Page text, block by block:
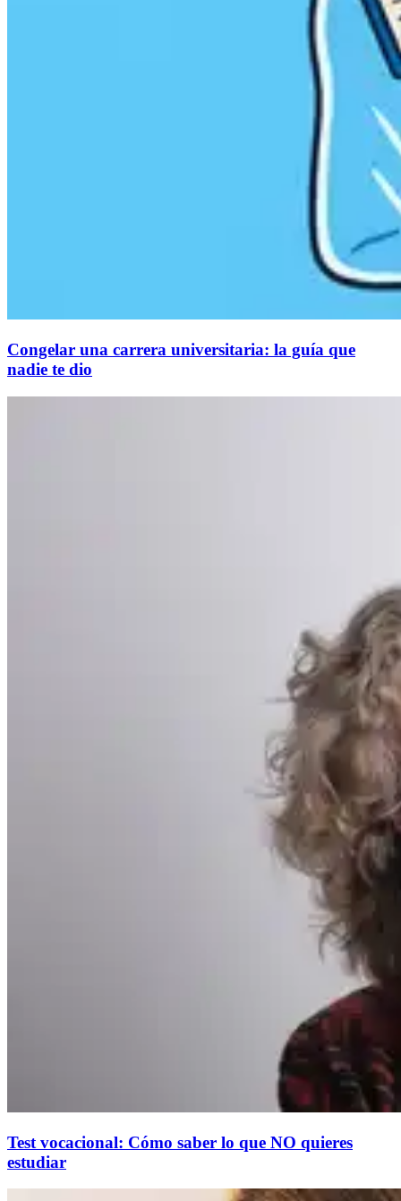
Congelar una carrera universitaria: la guía que
nadie te dio
Test vocacional: Cómo saber lo que NO quieres
estudiar